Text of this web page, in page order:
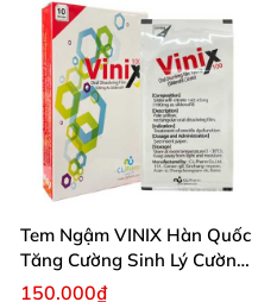
+ Đông trùng hạ thảo
+ Nhân sâm sa mạc
+ Protein được phân hủy
+ Men enzim từ trái cây
+ Tinh chất lựu
+ Mạch nha
Tem Ngậm VINIX Hàn Quốc
Tăng Cường Sinh Lý Cường
Dương
150.000₫